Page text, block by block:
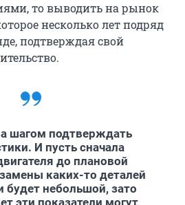
то выводить на рынок
несколько лет подряд
подтверждая свой
шагом подтверждать
И пусть сначала
до плановой
каких-то деталей
будет небольшой, зато